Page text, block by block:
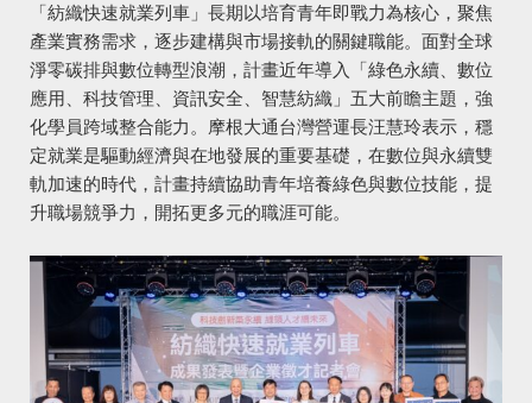
「紡織快速就業列車」長期以培育青年即戰力為核心，聚焦
產業實務需求，逐步建構與市場接軌的關鍵職能。面對全球
淨零碳排與數位轉型浪潮，計畫近年導入「綠色永續、數位
應用、科技管理、資訊安全、智慧紡織」五大前瞻主題，強
化學員跨域整合能力。摩根大通台灣營運長汪慧玲表示，穩
定就業是驅動經濟與在地發展的重要基礎，在數位與永續雙
軌加速的時代，計畫持續協助青年培養綠色與數位技能，提
升職場競爭力，開拓更多元的職涯可能。